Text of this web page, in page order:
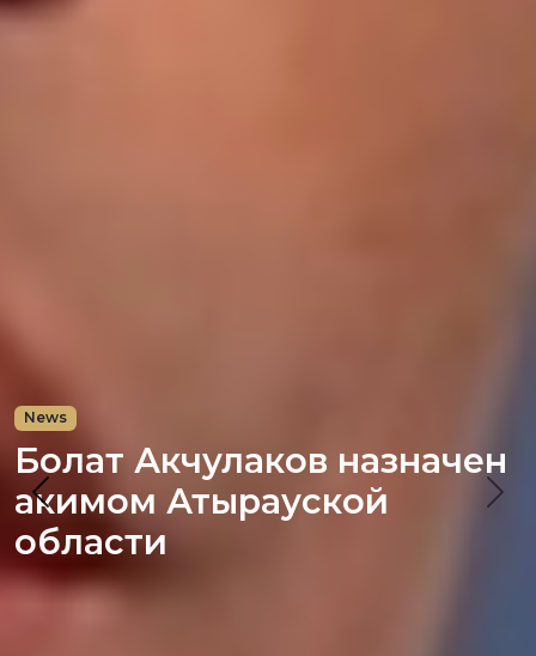
News
Болат Акчулаков назначен
акимом Атырауской
области
Previous